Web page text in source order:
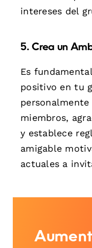
intereses del
5. Crea un
Es
positivo en tu
miembros,
y establece
amigable
actuales a